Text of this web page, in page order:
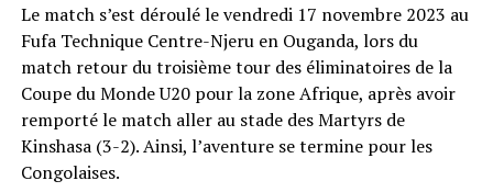
Le match s’est déroulé le vendredi 17 novembre 2023 au
Fufa Technique Centre-Njeru en Ouganda, lors du
match retour du troisième tour des éliminatoires de la
Coupe du Monde U20 pour la zone Afrique, après avoir
remporté le match aller au stade des Martyrs de
Kinshasa (3-2). Ainsi, l’aventure se termine pour les
Congolaises.